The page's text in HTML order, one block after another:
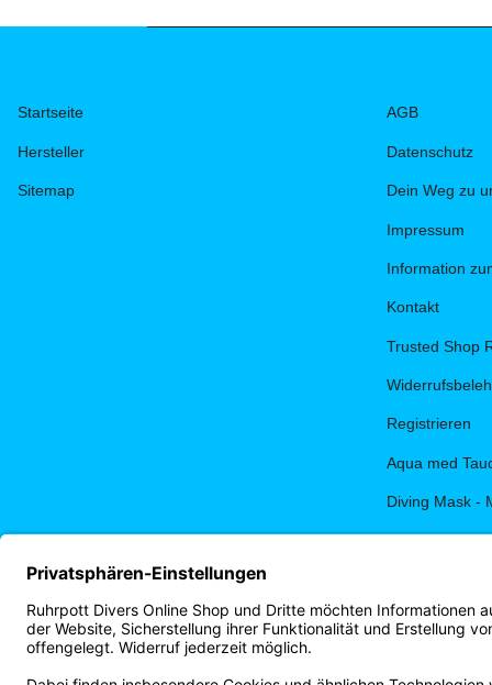
Startseite
Hersteller
Sitemap
AGB
Datenschutz
Dein Weg zu
Impressum
Information
Kontakt
Trusted Shop
Registrieren
Aqua med
Diving Mask -
PADI
Ruhrpott